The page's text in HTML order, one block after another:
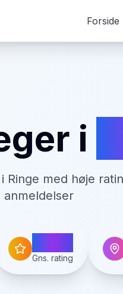
Forside
i
Ringe med høje
anmeldelser
Gns. rating